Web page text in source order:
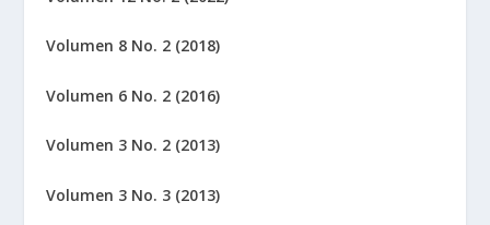
Volumen 8 No. 2 (2018)
Volumen 6 No. 2 (2016)
Volumen 3 No. 2 (2013)
Volumen 3 No. 3 (2013)